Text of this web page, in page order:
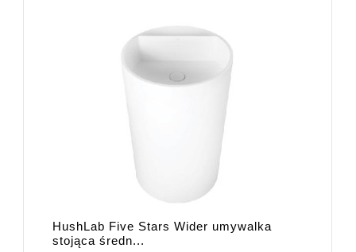
HushLab Five Stars Wider umywalka
stojąca średn...